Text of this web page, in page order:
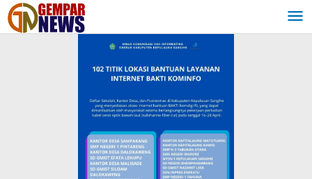
Lewati
ke
konten